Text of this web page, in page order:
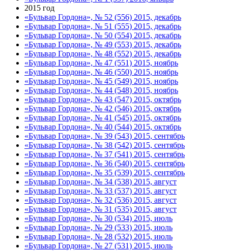
2015 год
«Бульвар Гордона», № 52 (556) 2015, декабрь
«Бульвар Гордона», № 51 (555) 2015, декабрь
«Бульвар Гордона», № 50 (554) 2015, декабрь
«Бульвар Гордона», № 49 (553) 2015, декабрь
«Бульвар Гордона», № 48 (552) 2015, декабрь
«Бульвар Гордона», № 47 (551) 2015, ноябрь
«Бульвар Гордона», № 46 (550) 2015, ноябрь
«Бульвар Гордона», № 45 (549) 2015, ноябрь
«Бульвар Гордона», № 44 (548) 2015, ноябрь
«Бульвар Гордона», № 43 (547) 2015, октябрь
«Бульвар Гордона», № 42 (546) 2015, октябрь
«Бульвар Гордона», № 41 (545) 2015, октябрь
«Бульвар Гордона», № 40 (544) 2015, октябрь
«Бульвар Гордона», № 39 (543) 2015, сентябрь
«Бульвар Гордона», № 38 (542) 2015, сентябрь
«Бульвар Гордона», № 37 (541) 2015, сентябрь
«Бульвар Гордона», № 36 (540) 2015, сентябрь
«Бульвар Гордона», № 35 (539) 2015, сентябрь
«Бульвар Гордона», № 34 (538) 2015, август
«Бульвар Гордона», № 33 (537) 2015, август
«Бульвар Гордона», № 32 (536) 2015, август
«Бульвар Гордона», № 31 (535) 2015, август
«Бульвар Гордона», № 30 (534) 2015, июль
«Бульвар Гордона», № 29 (533) 2015, июль
«Бульвар Гордона», № 28 (532) 2015, июль
«Бульвар Гордона», № 27 (531) 2015, июль